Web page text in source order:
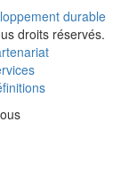
durable
droits réservés.